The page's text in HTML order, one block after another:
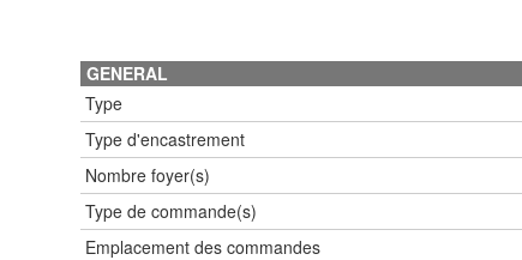
GENERAL
Type
Type d'encastrement
Nombre foyer(s)
Type de commande(s)
Emplacement des commandes